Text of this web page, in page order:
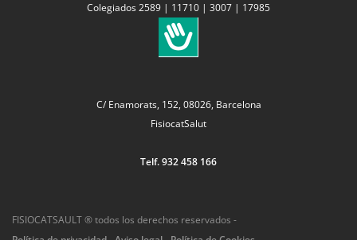
Colegiados 2589 | 11710 | 3007 | 17985
C/ Enamorats, 152, 08026, Barcelona
FisiocatSalut
Telf. 932 458 166
FISIOCATSAULT ® todos los derechos reservados -